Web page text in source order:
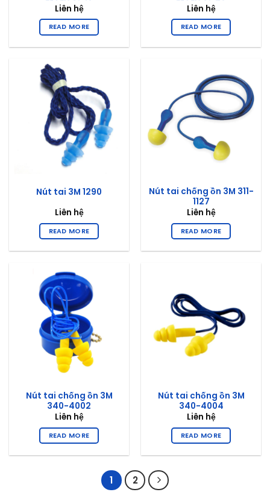
Liên hệ
READ MORE
Liên hệ
READ MORE
Nút tai 3M 1290
Liên hệ
READ MORE
Nút tai chống ồn 3M 311-
1127
Liên hệ
READ MORE
Nút tai chống ồn 3M
340-4002
Liên hệ
READ MORE
Nút tai chống ồn 3M
340-4004
Liên hệ
READ MORE
1 2